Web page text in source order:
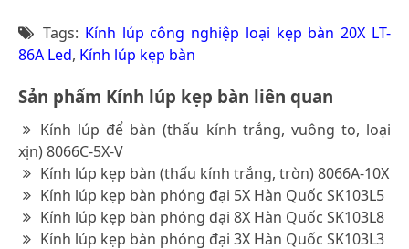
Tags: Kính lúp công nghiệp loại kẹp bàn 20X LT-
86A Led, Kính lúp kẹp bàn
Sản phẩm Kính lúp kẹp bàn liên quan
Kính lúp để bàn (thấu kính trắng, vuông to, loại
xịn) 8066C-5X-V
Kính lúp kẹp bàn (thấu kính trắng, tròn) 8066A-10X
Kính lúp kẹp bàn phóng đại 5X Hàn Quốc SK103L5
Kính lúp kẹp bàn phóng đại 8X Hàn Quốc SK103L8
Kính lúp kẹp bàn phóng đại 3X Hàn Quốc SK103L3